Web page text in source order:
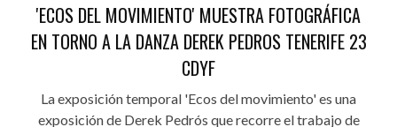
'ECOS DEL MOVIMIENTO' MUESTRA FOTOGRÁFICA
EN TORNO A LA DANZA DEREK PEDROS TENERIFE 23
CDYF
La exposición temporal 'Ecos del movimiento' es una
exposición de Derek Pedrós que recorre el trabajo de